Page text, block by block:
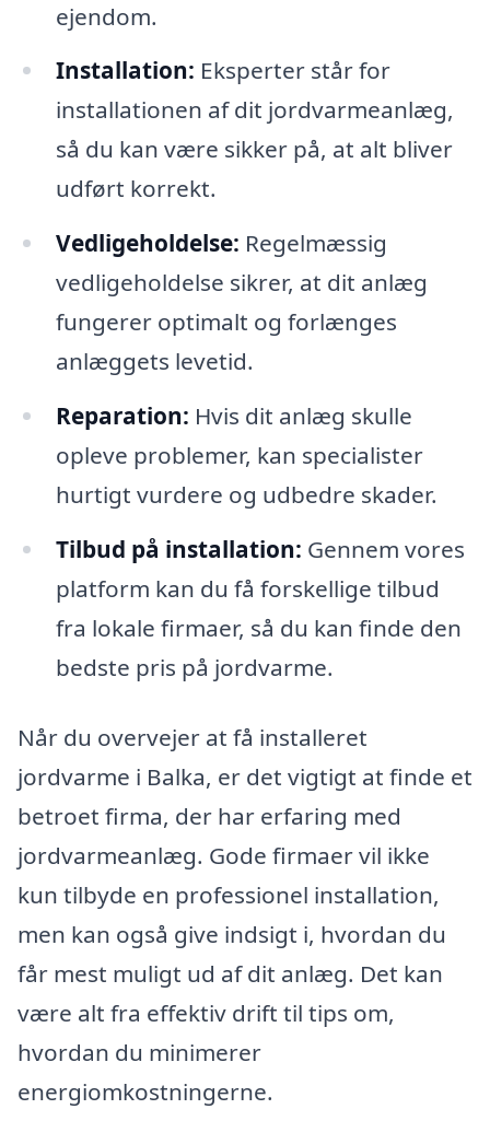
ejendom.
Installation: Eksperter står for
installationen af dit jordvarmeanlæg,
så du kan være sikker på, at alt bliver
udført korrekt.
Vedligeholdelse: Regelmæssig
vedligeholdelse sikrer, at dit anlæg
fungerer optimalt og forlænges
anlæggets levetid.
Reparation: Hvis dit anlæg skulle
opleve problemer, kan specialister
hurtigt vurdere og udbedre skader.
Tilbud på installation: Gennem vores
platform kan du få forskellige tilbud
fra lokale firmaer, så du kan finde den
bedste pris på jordvarme.
Når du overvejer at få installeret
jordvarme i Balka, er det vigtigt at finde et
betroet firma, der har erfaring med
jordvarmeanlæg. Gode firmaer vil ikke
kun tilbyde en professionel installation,
men kan også give indsigt i, hvordan du
får mest muligt ud af dit anlæg. Det kan
være alt fra effektiv drift til tips om,
hvordan du minimerer
energiomkostningerne.